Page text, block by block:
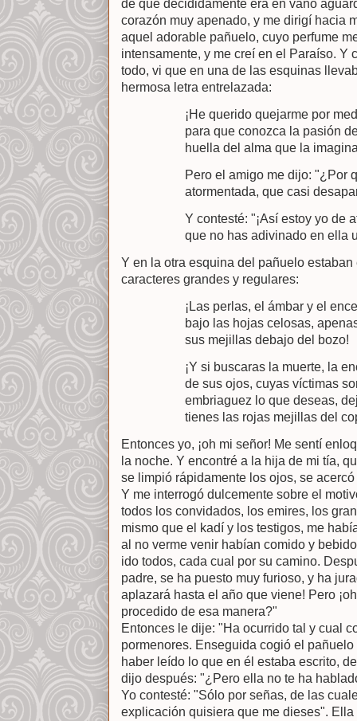
de que decididamente era en vano
corazón muy apenado, y me dirigí hacia
aquel adorable pañuelo, cuyo perfume
intensamente, y me creí en el Paraíso. Y
todo, vi que en una de las esquinas
hermosa letra entrelazada:
¡He querido quejarme por
para que conozca la pasión
huella del alma que la
Pero el amigo me dijo: "¿Por
atormentada, que casi
Y contesté: "¡Así estoy yo de
que no has adivinado en ella
Y en la otra esquina del pañuelo
caracteres grandes y regulares:
¡Las perlas, el ámbar y el
bajo las hojas celosas,
sus mejillas debajo del bozo!
¡Y si buscaras la muerte, la
de sus ojos, cuyas víctimas
embriaguez lo que deseas,
tienes las rojas mejillas del
Entonces yo, ¡oh mi señor! Me sentí
la noche. Y encontré a la hija de mi tía,
se limpió rápidamente los ojos, se
Y me interrogó dulcemente sobre el
todos los convidados, los emires, los
mismo que el kadí y los testigos, me
al no verme venir habían comido y
ido todos, cada cual por su camino.
padre, se ha puesto muy furioso, y ha
aplazará hasta el año que viene! Pero
procedido de esa manera?"
Entonces le dije: "Ha ocurrido tal y cual
pormenores. Enseguida cogió el
haber leído lo que en él estaba escrito,
dijo después: "¿Pero ella no te ha
Yo contesté: "Sólo por señas, de las
explicación quisiera que me dieses". Ella